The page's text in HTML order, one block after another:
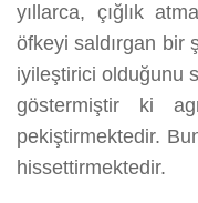
yıllarca, çığlık
öfkeyi saldırgan bir
iyileştirici olduğunu
göstermiştir ki
pekiştirmektedir.
hissettirmektedir.